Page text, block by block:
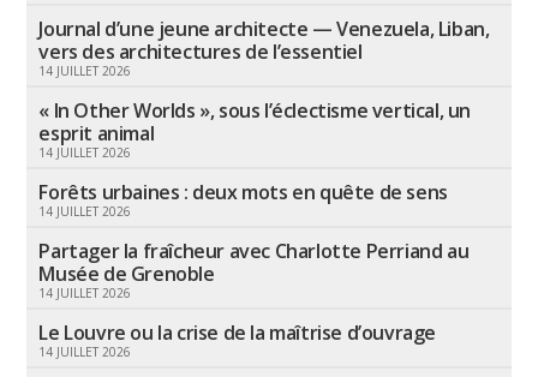
Journal d’une jeune architecte — Venezuela, Liban,
vers des architectures de l’essentiel
14 JUILLET 2026
« In Other Worlds », sous l’éclectisme vertical, un
esprit animal
14 JUILLET 2026
Forêts urbaines : deux mots en quête de sens
14 JUILLET 2026
Partager la fraîcheur avec Charlotte Perriand au
Musée de Grenoble
14 JUILLET 2026
Le Louvre ou la crise de la maîtrise d’ouvrage
14 JUILLET 2026